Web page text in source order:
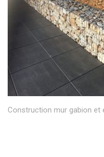
Construction mur gabion et